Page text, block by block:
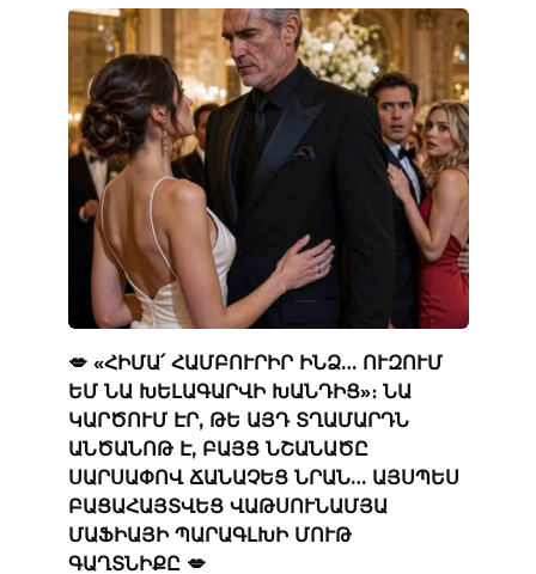
💋 «ՀԻՄԱ՛ ՀԱՄԲՈՒՐԻՐ ԻՆՁ… ՈՒԶՈՒՄ
ԵՄ ՆԱ ԽԵԼԱԳԱՐՎԻ ԽԱՆԴԻՑ»։ ՆԱ
ԿԱՐԾՈՒՄ ԷՐ, ԹԵ ԱՅԴ ՏՂԱՄԱՐԴՆ
ԱՆԾԱՆՈԹ Է, ԲԱՅՑ ՆՇԱՆԱԾԸ
ՍԱՐՍԱՓՈՎ ՃԱՆԱՉԵՑ ՆՐԱՆ… ԱՅՍՊԵՍ
ԲԱՑԱՀԱՅՏՎԵՑ ՎԱԹՍՈՒՆԱՄՅԱ
ՄԱՖԻԱՅԻ ՊԱՐԱԳԼԽԻ ՄՈՒԹ
ԳԱՂՏՆԻՔԸ 💋